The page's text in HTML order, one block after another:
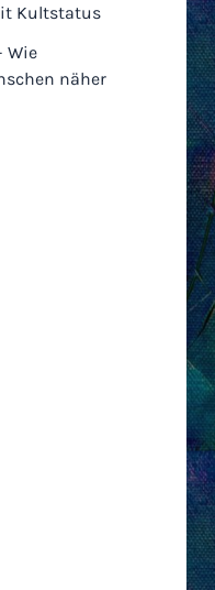
Kultstatus
Wie
näher